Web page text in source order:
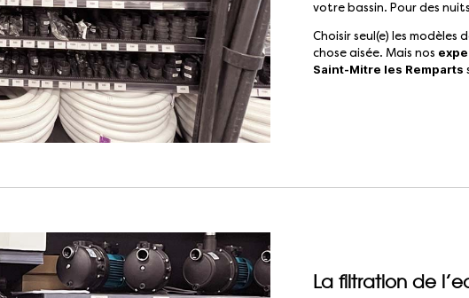
votre bassin. Pour des
Choisir seul(e) les modèles
chose aisée. Mais nos
Saint-Mitre les Remparts
La filtration de